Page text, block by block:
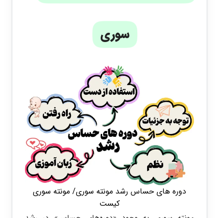
سوری
دوره های حساس رشد مونته سوری/ مونته سوری
کیست